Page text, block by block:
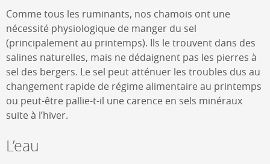
Comme tous les ruminants, nos chamois ont une
nécessité physiologique de manger du sel
(principalement au printemps). Ils le trouvent dans des
salines naturelles, mais ne dédaignent pas les pierres à
sel des bergers. Le sel peut atténuer les troubles dus au
changement rapide de régime alimentaire au printemps
ou peut-être pallie-t-il une carence en sels minéraux
suite à l’hiver.
L’eau